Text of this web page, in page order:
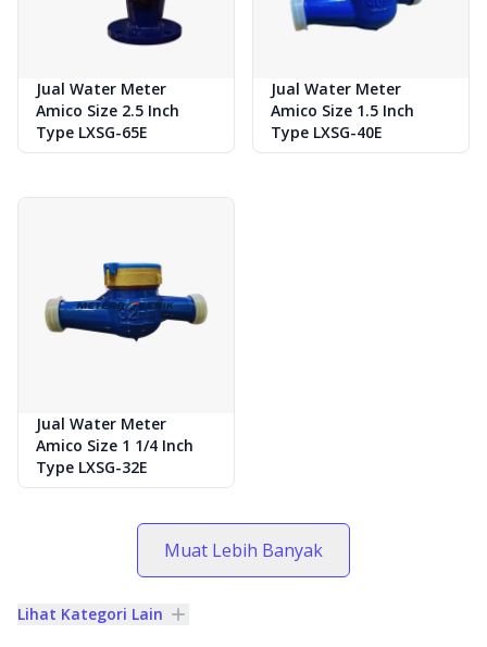
Jual Water Meter
Amico Size 2.5 Inch
Type LXSG-65E
Jual Water Meter
Amico Size 1.5 Inch
Type LXSG-40E
Jual Water Meter
Amico Size 1 1/4 Inch
Type LXSG-32E
Muat Lebih Banyak
Lihat Kategori Lain